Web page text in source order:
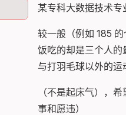
是山东某专科大数据技术专
身体比较一般（例如 185
我一顿饭吃的却是三个人
了跑步与打羽毛球以外的运
有点懒（不是起床气），
而总是事和愿违）